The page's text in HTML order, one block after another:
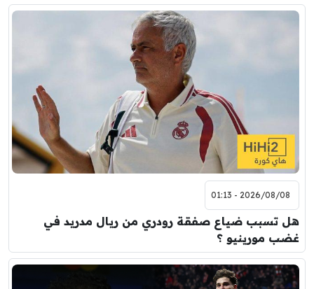
2026/08/08 - 01:13
هل تسبب ضياع صفقة رودري من ريال مدريد في
غضب مورينيو ؟